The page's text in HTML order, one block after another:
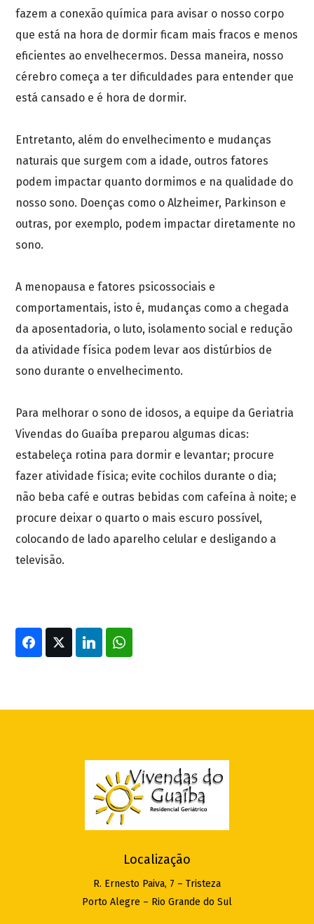
fazem a conexão química para avisar o nosso corpo
que está na hora de dormir ficam mais fracos e menos
eficientes ao envelhecermos. Dessa maneira, nosso
cérebro começa a ter dificuldades para entender que
está cansado e é hora de dormir.
Entretanto, além do envelhecimento e mudanças
naturais que surgem com a idade, outros fatores
podem impactar quanto dormimos e na qualidade do
nosso sono. Doenças como o Alzheimer, Parkinson e
outras, por exemplo, podem impactar diretamente no
sono.
A menopausa e fatores psicossociais e
comportamentais, isto é, mudanças como a chegada
da aposentadoria, o luto, isolamento social e redução
da atividade física podem levar aos distúrbios de
sono durante o envelhecimento.
Para melhorar o sono de idosos, a equipe da Geriatria
Vivendas do Guaíba preparou algumas dicas:
estabeleça rotina para dormir e levantar; procure
fazer atividade física; evite cochilos durante o dia;
não beba café e outras bebidas com cafeína à noite; e
procure deixar o quarto o mais escuro possível,
colocando de lado aparelho celular e desligando a
televisão.
Localização
R. Ernesto Paiva, 7 – Tristeza
Porto Alegre – Rio Grande do Sul